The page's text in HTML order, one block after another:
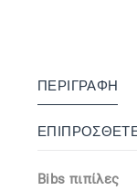
ΠΕΡΙΓΡΑΦΉ
Bibs πιπίλες